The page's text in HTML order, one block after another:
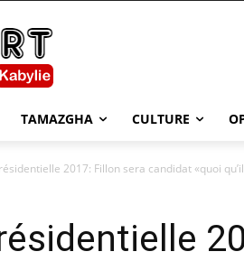
TAMAZGHA CULTURE
2017: Fillon sera candidat «quoi